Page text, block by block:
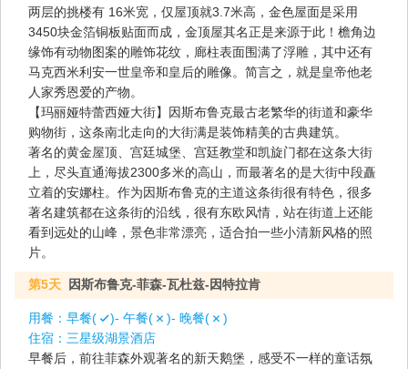
两层的挑楼有 16米宽，仅屋顶就3.7米高，金色屋面是采用
3450块金箔铜板贴面而成，金顶屋其名正是来源于此！檐角边
缘饰有动物图案的雕饰花纹，廊柱表面围满了浮雕，其中还有
马克西米利安一世皇帝和皇后的雕像。简言之，就是皇帝他老
人家秀恩爱的产物。
【玛丽娅特蕾西娅大街】因斯布鲁克最古老繁华的街道和豪华
购物街，这条南北走向的大街满是装饰精美的古典建筑。
著名的黄金屋顶、宫廷城堡、宫廷教堂和凯旋门都在这条大街
上，尽头直通海拔2300多米的高山，而最著名的是大街中段矗
立着的安娜柱。作为因斯布鲁克的主道这条街很有特色，很多
著名建筑都在这条街的沿线，很有东欧风情，站在街道上还能
看到远处的山峰，景色非常漂亮，适合拍一些小清新风格的照
片。
第5天 因斯布鲁克-菲森-瓦杜兹-因特拉肯
用餐： 早餐( )- 午餐( )- 晚餐(
)
住宿： 三星级湖景酒店
早餐后，前往菲森外观著名的新天鹅堡，感受不一样的童话氛